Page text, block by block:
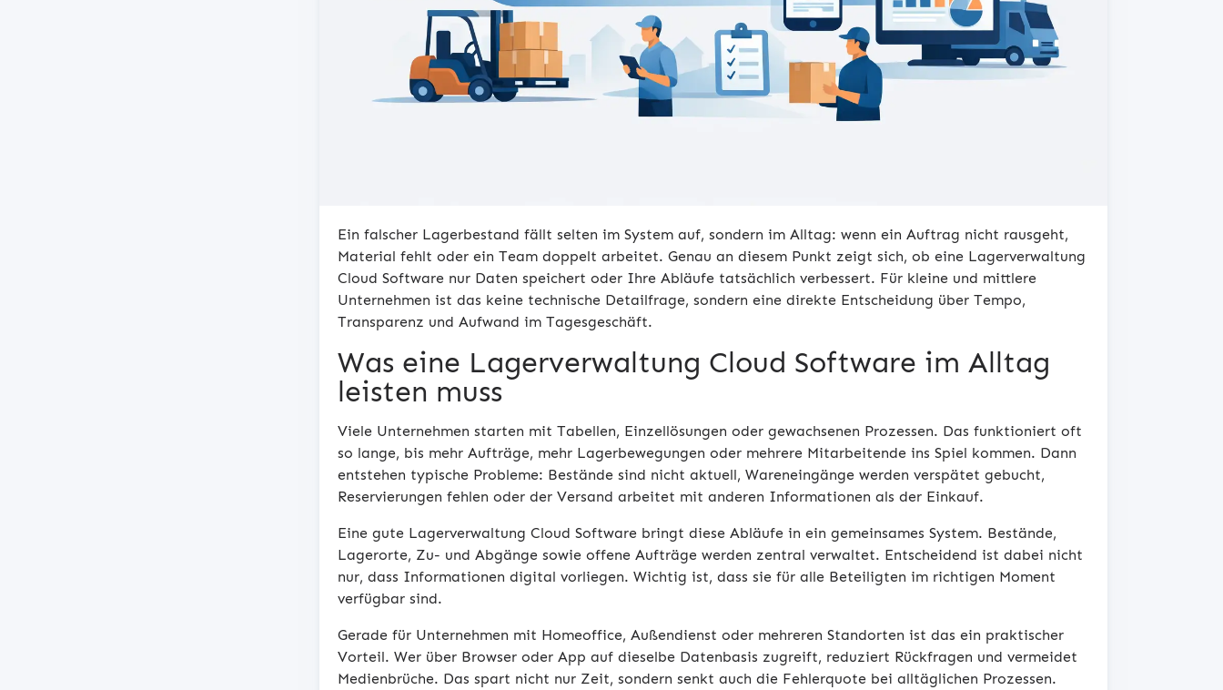
Ein falscher Lagerbestand fällt selten im System auf, sondern im Alltag: wenn ein Auftrag nicht rausgeht,
Material fehlt oder ein Team doppelt arbeitet. Genau an diesem Punkt zeigt sich, ob eine Lagerverwaltung
Cloud Software nur Daten speichert oder Ihre Abläufe tatsächlich verbessert. Für kleine und mittlere
Unternehmen ist das keine technische Detailfrage, sondern eine direkte Entscheidung über Tempo,
Transparenz und Aufwand im Tagesgeschäft.
Was eine Lagerverwaltung Cloud Software im Alltag
leisten muss
Viele Unternehmen starten mit Tabellen, Einzellösungen oder gewachsenen Prozessen. Das funktioniert oft
so lange, bis mehr Aufträge, mehr Lagerbewegungen oder mehrere Mitarbeitende ins Spiel kommen. Dann
entstehen typische Probleme: Bestände sind nicht aktuell, Wareneingänge werden verspätet gebucht,
Reservierungen fehlen oder der Versand arbeitet mit anderen Informationen als der Einkauf.
Eine gute Lagerverwaltung Cloud Software bringt diese Abläufe in ein gemeinsames System. Bestände,
Lagerorte, Zu- und Abgänge sowie offene Aufträge werden zentral verwaltet. Entscheidend ist dabei nicht
nur, dass Informationen digital vorliegen. Wichtig ist, dass sie für alle Beteiligten im richtigen Moment
verfügbar sind.
Gerade für Unternehmen mit Homeoffice, Außendienst oder mehreren Standorten ist das ein praktischer
Vorteil. Wer über Browser oder App auf dieselbe Datenbasis zugreift, reduziert Rückfragen und vermeidet
Medienbrüche. Das spart nicht nur Zeit, sondern senkt auch die Fehlerquote bei alltäglichen Prozessen.